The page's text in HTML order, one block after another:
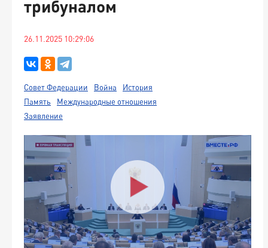
трибуналом
26.11.2025 10:29:06
Совет Федерации Война
История
Память
Международные отношения
Заявление